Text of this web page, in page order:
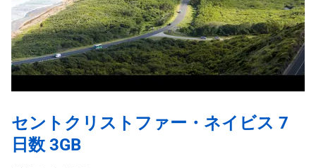
セントクリストファー・ネイビス 7
日数 3GB